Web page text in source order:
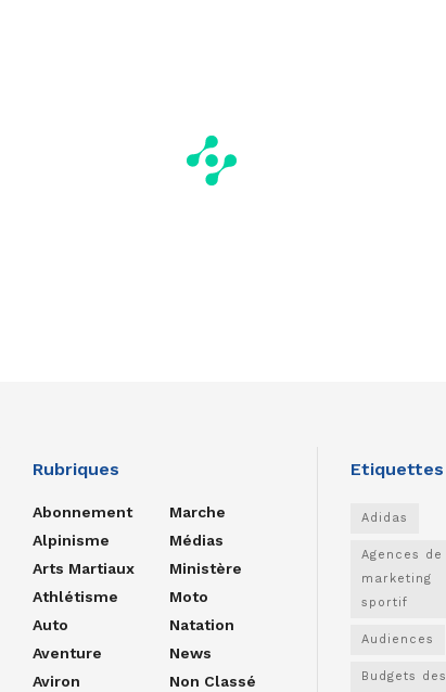
Rubriques
Abonnement
Alpinisme
Arts Martiaux
Athlétisme
Auto
Aventure
Aviron
Marche
Médias
Ministère
Moto
Natation
News
Non Classé
Etiquettes
Adidas
Agences de
marketing
sportif
Audiences
Budgets des